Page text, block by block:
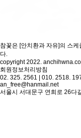
참꽃은 [안치환과 자유]의 스
다.
copyright 2022.
회원정보처리방침
02. 325. 2561 | 010. 2518.
an_free@hanmail.net
서울시 서대문구 연희로 26다